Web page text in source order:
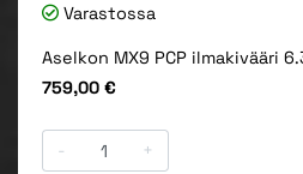
Varastossa
Aselkon MX9 PCP ilmakivääri
Hinta
759,00 €
- +